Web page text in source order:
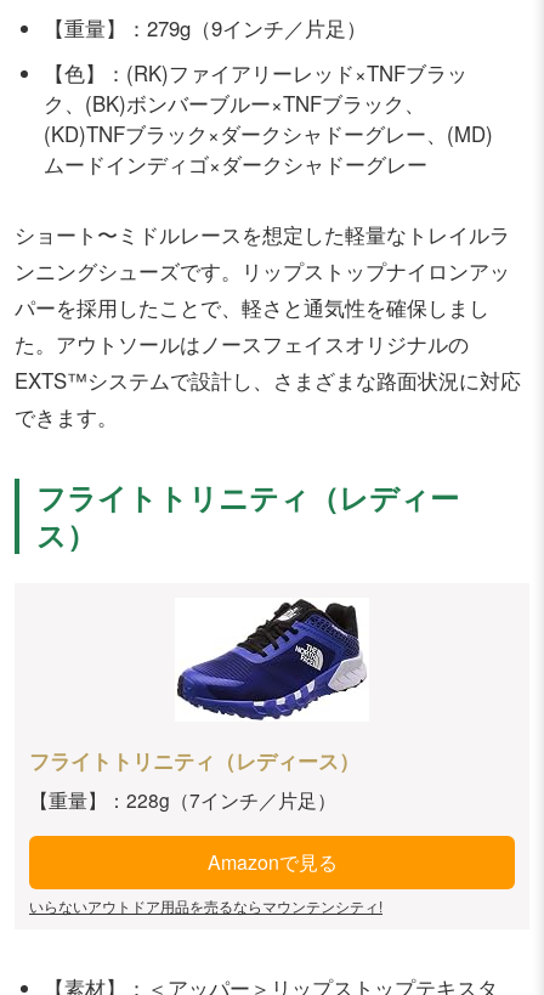
【重量】：279g（9インチ／片足）
【色】：(RK)ファイアリーレッド×TNFブラッ
ク、(BK)ボンバーブルー×TNFブラック、
(KD)TNFブラック×ダークシャドーグレー、(MD)
ムードインディゴ×ダークシャドーグレー
ショート〜ミドルレースを想定した軽量なトレイルラ
ンニングシューズです。リップストップナイロンアッ
パーを採用したことで、軽さと通気性を確保しまし
た。アウトソールはノースフェイスオリジナルの
EXTS™システムで設計し、さまざまな路面状況に対応
できます。
フライトトリニティ（レディー
ス）
フライトトリニティ（レディース）
【重量】：228g（7インチ／片足）
Amazonで見る
いらないアウトドア用品を売るならマウンテンシティ!
【素材】：＜アッパー＞リップストップテキスタ